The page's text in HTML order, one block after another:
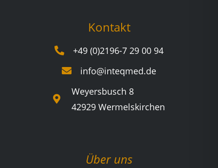
Kontakt
+49 (0)2196-7 29 00 94
info@inteqmed.de
Weyersbusch 8
42929 Wermelskirchen
Über uns